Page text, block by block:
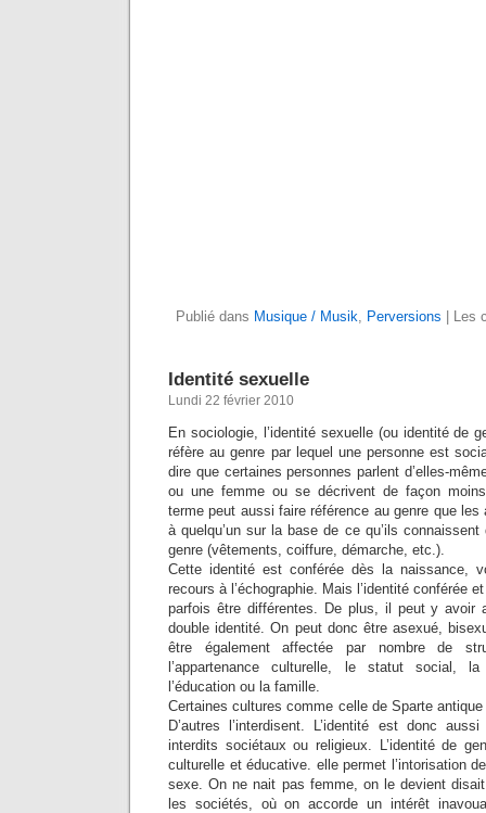
Publié dans Musique / Musik, Perversions Les
Identité sexuelle
Lundi 22 février 2010
En sociologie, l’identité sexuelle (ou identité de
réfère au genre par lequel une personne est
dire que certaines personnes parlent d’elles-
ou une femme ou se décrivent de façon
terme peut aussi faire référence au genre que les
à quelqu’un sur la base de ce qu’ils
genre (vêtements, coiffure, démarche, etc.).
Cette identité est conférée dès la naissance,
recours à l’échographie. Mais l’identité conférée
parfois être différentes. De plus, il peut y avoir
double identité. On peut donc être asexué,
être également affectée par nombre de
l’appartenance culturelle, le statut social, la
l’éducation ou la famille.
Certaines cultures comme celle de Sparte
D’autres l’interdisent. L’identité est donc
interdits sociétaux ou religieux. L’identité de
culturelle et éducative. elle permet l’intorisation
sexe. On ne nait pas femme, on le devient
les sociétés, où on accorde un intérêt